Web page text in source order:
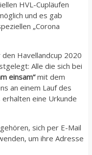
HVL-Cupläufen
und es gab
„Corona
Havellandcup 2020
Alle die sich bei
einsam“mit dem
an einem Lauf des
eine Urkunde
sich per E-Mail
um ihre Adresse